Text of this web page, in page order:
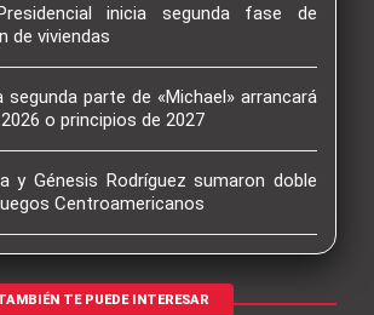
inicia segunda fase de
de viviendas
segunda parte de «Michael» arrancará
o principios de 2027
y Génesis Rodríguez sumaron doble
Centroamericanos
TE PUEDE INTERESAR